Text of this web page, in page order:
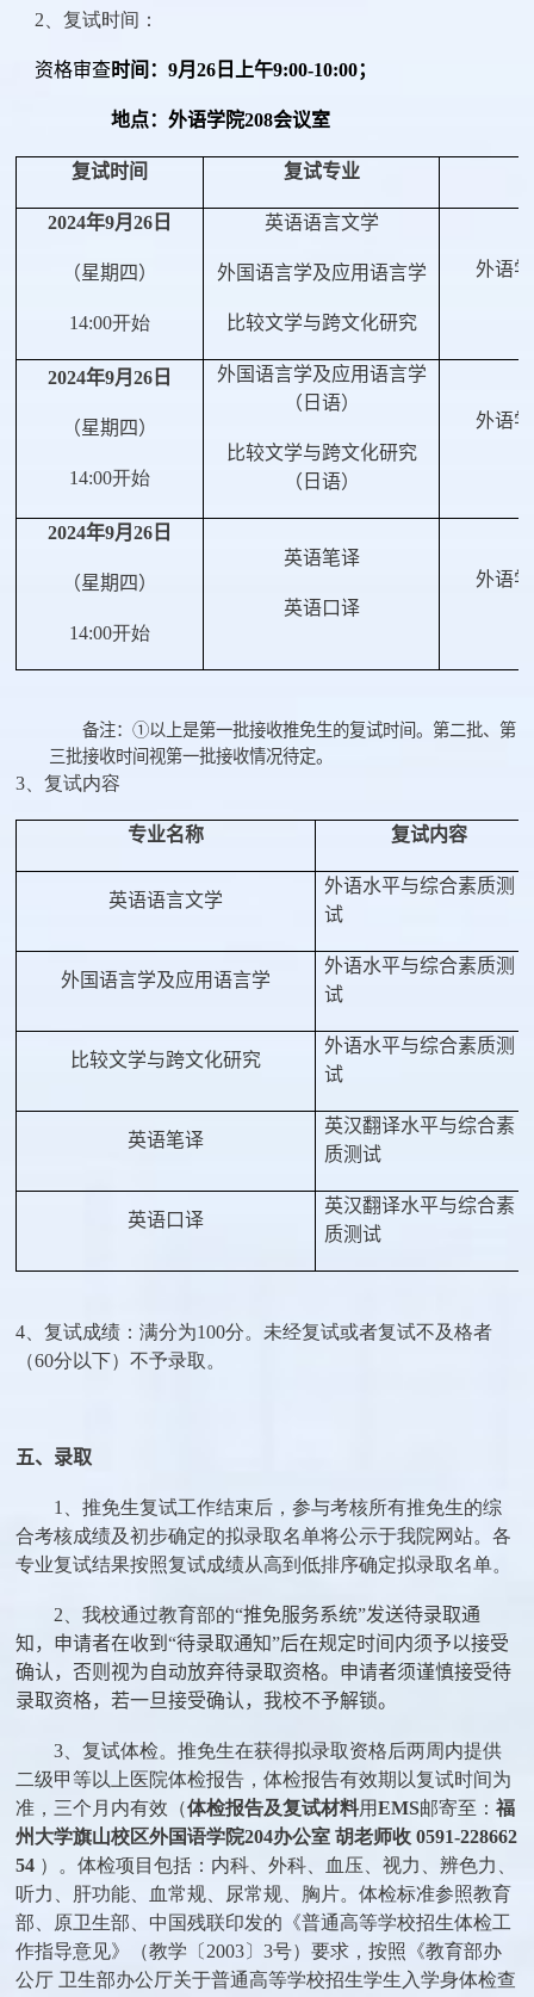
2、复试时间：
资格审查时间：9月26日上午9:00-10:00；
地点：外语学院208会议室
复试时间 复试专业
2024年9月26 日
（星期四）
14:00开始
英语语言文学
外国语言学及应用语言学
比较文学与跨文化研究
外语
2024年9月26 日
（星期四）
14:00开始
外国语言学及应用语言学
（日语）
比较文学与跨文化研究
（日语）
外语
2024年9月26 日
（星期四）
14:00开始
英语笔译
英语口译
外语
备注：①以上是第一批接收推免生的复试时间。第二批、第
三批接收时间视第一批接收情况待定。
3、复试内容
专业名称 复试内容
英语语言文学
外语水平与综合素质测
试
外国语言学及应用语言学
外语水平与综合素质测
试
比较文学与跨文化研究
外语水平与综合素质测
试
英语笔译
英汉翻译水平与综合素
质测试
英语口译
英汉翻译水平与综合素
质测试
4、复试成绩：满分为100分。未经复试或者复试不及格者
（60分以下）不予录取。
五、录取
1、推免生复试工作结束后，参与考核所有推免生的综
合考核成绩及初步确定的拟录取名单将公示于我院网站。各
专业复试结果按照复试成绩从高到低排序确定拟录取名单。
2、我校通过教育部的“推免服务系统”发送待录取通
知，申请者在收到“待录取通知”后在规定时间内须予以接受
确认，否则视为自动放弃待录取资格。申请者须谨慎接受待
录取资格，若一旦接受确认，我校不予解锁。
3、复试体检。推免生在获得拟录取资格后两周内提供
二级甲等以上医院体检报告，体检报告有效期以复试时间为
准，三个月内有效（体检报告及复试材料用EMS邮寄至：福
州大学旗山校区外国语学院204办公室 胡老师收 0591-228662
54 ）。体检项目包括：内科、外科、血压、视力、辨色力、
听力、肝功能、血常规、尿常规、胸片。体检标准参照教育
部、原卫生部、中国残联印发的《普通高等学校招生体检工
作指导意见》（教学〔 2003〕3号）要求，按照《教育部办
公厅 卫生部办公厅关于普通高等学校招生学生入学身体检查